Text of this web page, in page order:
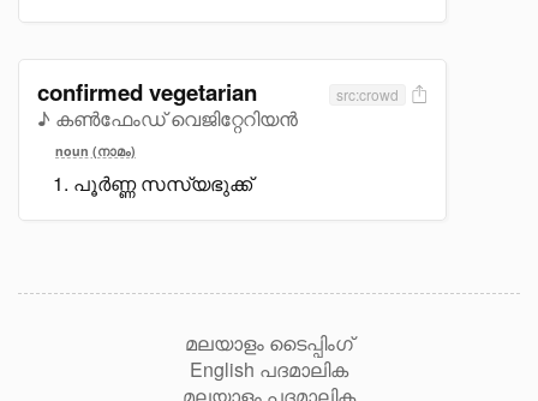
confirmed vegetarian
♪ കൺഫേംഡ് വെജിറ്റേറിയൻ
src:crowd
noun (നാമം)
പൂർണ്ണ സസ്യഭുക്ക്
മലയാളം ടൈപ്പിംഗ്
English പദമാലിക